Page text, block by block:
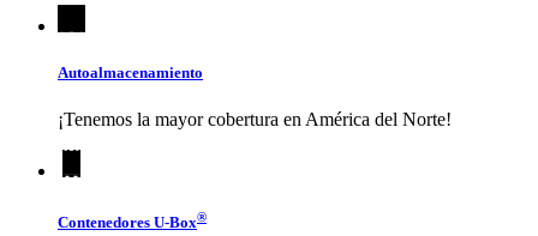
Autoalmacenamiento
¡Tenemos la mayor cobertura en América del Norte!
Contenedores U-Box®